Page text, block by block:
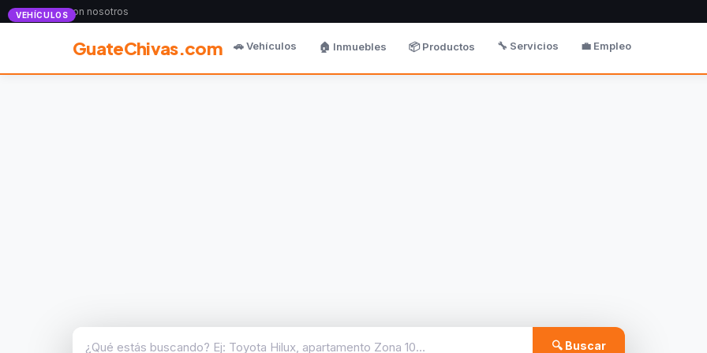
Anunciate con nosotros
GuateChivas.com 🚗 Vehículos 🏠 Inmuebles 📦 Productos 🔧 Servicios 💼 Empleo
🔍 Buscar
VEHÍCULOS